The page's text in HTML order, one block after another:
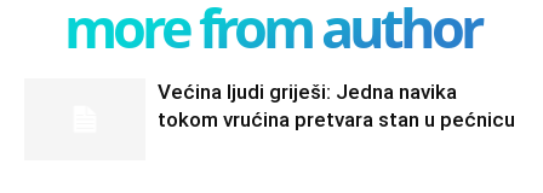
more from author
Većina ljudi griješi: Jedna navika
tokom vrućina pretvara stan u pećnicu